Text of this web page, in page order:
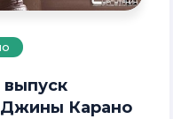
Джины Карано